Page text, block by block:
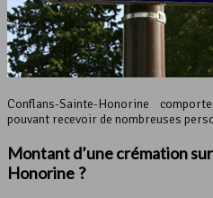
Conflans-Sainte-Honorine
pouvant recevoir de nombreuses
Montant d’une crémation
Honorine ?